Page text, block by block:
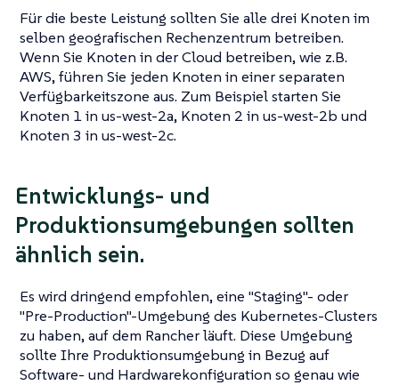
Für die beste Leistung sollten Sie alle drei Knoten im
selben geografischen Rechenzentrum betreiben.
Wenn Sie Knoten in der Cloud betreiben, wie z.B.
AWS, führen Sie jeden Knoten in einer separaten
Verfügbarkeitszone aus. Zum Beispiel starten Sie
Knoten 1 in us-west-2a, Knoten 2 in us-west-2b und
Knoten 3 in us-west-2c.
Entwicklungs- und
Produktionsumgebungen sollten
ähnlich sein.
Es wird dringend empfohlen, eine "Staging"- oder
"Pre-Production"-Umgebung des Kubernetes-Clusters
zu haben, auf dem Rancher läuft. Diese Umgebung
sollte Ihre Produktionsumgebung in Bezug auf
Software- und Hardwarekonfiguration so genau wie